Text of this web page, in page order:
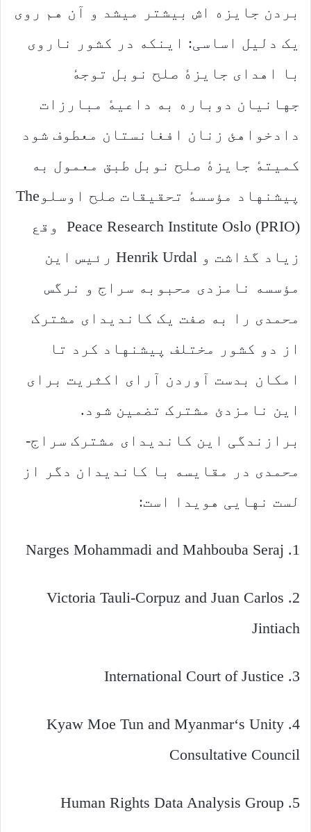
بردن جایزه اش بیشتر میشد و آن هم روی
یک دلیل اساسی: اینکه در کشور ناروی
با اهدای جایزهٔ صلح نوبل توجهٔ
جهانیان دوباره به داعیهٔ مبارزات
دادخواهئ زنان افغانستان معطوف شود
کمیتهٔ جایزهٔ صلح نوبل طبق معمول به
پیشنهاد مؤسسهٔ تحقیقات صلح اوسلوThe
Peace Research Institute Oslo (PRIO) وقع
زیاد گذاشت و Henrik Urdal رئیس این
مؤسسه نامزدی محبوبه سراج و نرگس
محمدی را به صفت یک کاندیدای مشترک
از دو کشور مختلف پیشنهاد کرد تا
امکان بدست آوردن آرای اکثریت برای
این نامزدئ مشترک تضمین شود.
برازندگی این کاندیدای مشترک سراج-
محمدی در مقایسه با کاندیدان دگر از
لست نهایی هویدا است:
1. Narges Mohammadi and Mahbouba Seraj
2. Victoria Tauli-Corpuz and Juan Carlos
Jintiach
3. International Court of Justice
4. Kyaw Moe Tun and Myanmar‘s Unity
Consultative Council
5. Human Rights Data Analysis Group